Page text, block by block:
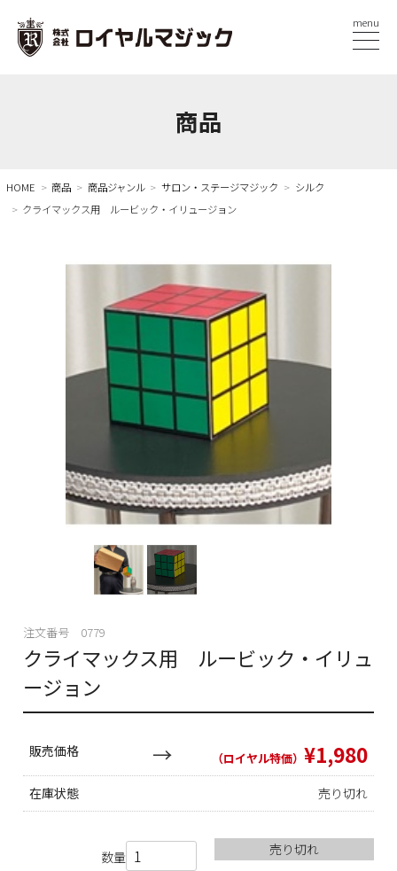
menu
商品
HOME 商品 商品ジャンル サロン・ステージマジック
シルク
クライマックス用 ルービック・イリュージョン
注文番号 0779
クライマックス用 ルービック・イリュ
ージョン
販売価格 （ロイヤル特価） ¥1,980
在庫状態 売り切れ
数量 売り切れ